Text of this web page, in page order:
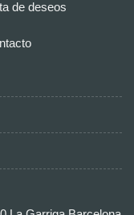
de deseos